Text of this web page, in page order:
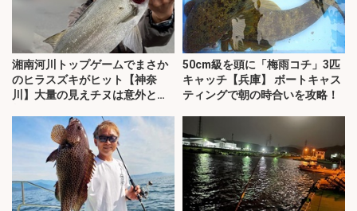
湘南河川トップゲームでまさか
のヒラスズキがヒット【神奈
川】大量の見えチヌは意外と難
50cm級を頭に「梅雨コチ」3匹
キャッチ【兵庫】 ボートキャス
ティングで朝の時合いを攻略！